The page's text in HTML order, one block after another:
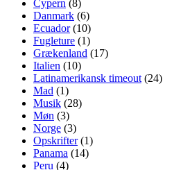
Cypern (8)
Danmark (6)
Ecuador(10)
Fugleture (1)
Grækenland (17)
Italien (10)
Latinamerikansk timeout (24)
Mad (1)
Musik (28)
Møn (3)
Norge (3)
Opskrifter(1)
Panama (14)
Peru (4)